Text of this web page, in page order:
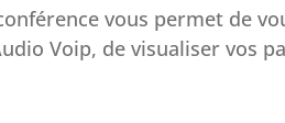
vous permet de
Voip, de visualiser vos